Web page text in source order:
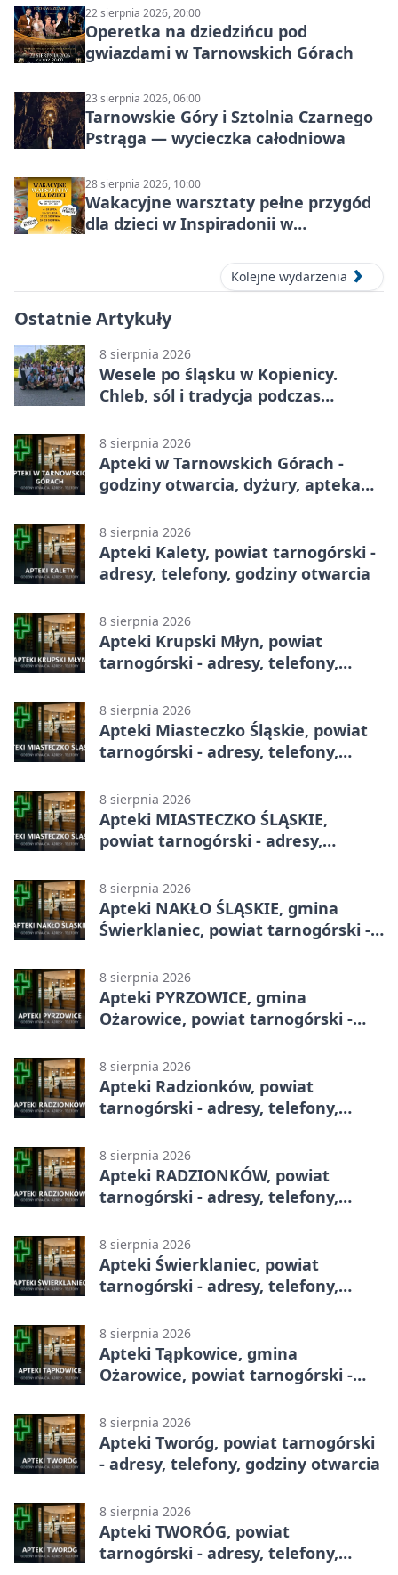
22 sierpnia 2026, 20:00
Operetka na dziedzińcu pod
gwiazdami w Tarnowskich Górach
23 sierpnia 2026, 06:00
Tarnowskie Góry i Sztolnia Czarnego
Pstrąga — wycieczka całodniowa
28 sierpnia 2026, 10:00
Wakacyjne warsztaty pełne przygód
dla dzieci w Inspiradonii w
Kolejne wydarzenia
Ostatnie Artykuły
8 sierpnia 2026
Wesele po śląsku w Kopienicy.
Chleb, sól i tradycja podczas
8 sierpnia 2026
Apteki w Tarnowskich Górach -
godziny otwarcia, dyżury, apteka
8 sierpnia 2026
Apteki Kalety, powiat tarnogórski -
adresy, telefony, godziny otwarcia
8 sierpnia 2026
Apteki Krupski Młyn, powiat
tarnogórski - adresy, telefony,
8 sierpnia 2026
Apteki Miasteczko Śląskie, powiat
tarnogórski - adresy, telefony,
8 sierpnia 2026
Apteki MIASTECZKO ŚLĄSKIE,
powiat tarnogórski - adresy,
8 sierpnia 2026
Apteki NAKŁO ŚLĄSKIE, gmina
Świerklaniec, powiat tarnogórski -
8 sierpnia 2026
Apteki PYRZOWICE, gmina
Ożarowice, powiat tarnogórski -
8 sierpnia 2026
Apteki Radzionków, powiat
tarnogórski - adresy, telefony,
8 sierpnia 2026
Apteki RADZIONKÓW, powiat
tarnogórski - adresy, telefony,
8 sierpnia 2026
Apteki Świerklaniec, powiat
tarnogórski - adresy, telefony,
8 sierpnia 2026
Apteki Tąpkowice, gmina
Ożarowice, powiat tarnogórski -
8 sierpnia 2026
Apteki Tworóg, powiat tarnogórski
- adresy, telefony, godziny otwarcia
8 sierpnia 2026
Apteki TWORÓG, powiat
tarnogórski - adresy, telefony,